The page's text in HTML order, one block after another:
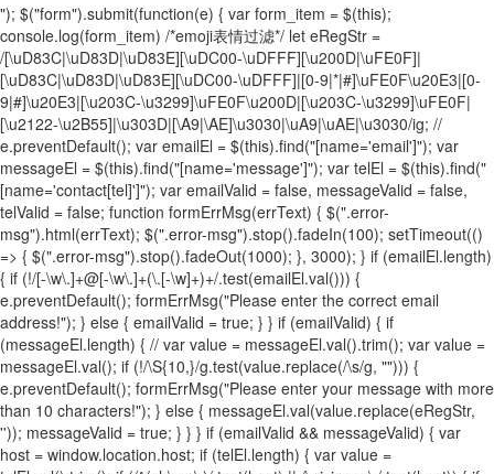
"); $("form").submit(function(e) { var form_item = $(this);
console.log(form_item) /*emoji表情过滤*/ let eRegStr =
/[\uD83C|\uD83D|\uD83E][\uDC00-\uDFFF][\u200D|\uFE0F]|
[\uD83C|\uD83D|\uD83E][\uDC00-\uDFFF]|[0-9|*|#]\uFE0F\u20E3|[0-
9|#]\u20E3|[\u203C-\u3299]\uFE0F\u200D|[\u203C-\u3299]\uFE0F|
[\u2122-\u2B55]|\u303D|[\A9|\AE]\u3030|\uA9|\uAE|\u3030/ig; //
e.preventDefault(); var emailEl = $(this).find("[name='email']"); var
messageEl = $(this).find("[name='message']"); var telEl = $(this).find("
[name='contact[tel]']"); var emailValid = false, messageValid = false,
telValid = false; function formErrMsg(errText) { $(".error-
msg").html(errText); $(".error-msg").stop().fadeIn(100); setTimeout(()
=> { $(".error-msg").stop().fadeOut(1000); }, 3000); } if (emailEl.length)
{ if (!/[-\w\.]+@[-\w\.]+(\.[-\w]+)+/.test(emailEl.val())) {
e.preventDefault(); formErrMsg("Please enter the correct email
address!"); } else { emailValid = true; } } if (emailValid) { if
(messageEl.length) { // var value = messageEl.val().trim(); var value =
messageEl.val(); if (!/\S{10,}/g.test(value.replace(/\s/g, ""))) {
e.preventDefault(); formErrMsg("Please enter your message with more
than 10 characters!"); } else { messageEl.val(value.replace(eRegStr,
'')); messageValid = true; } } } if (emailValid && messageValid) { var
host = window.location.host; if (telEl.length) { var value =